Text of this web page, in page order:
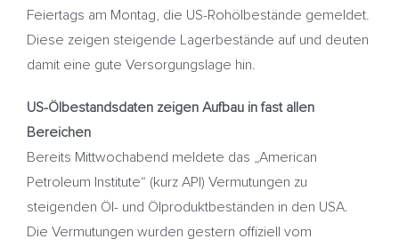
Feiertags am Montag, die US-Rohölbestände gemeldet.
Diese zeigen steigende Lagerbestände auf und deuten
damit eine gute Versorgungslage hin.
US-Ölbestandsdaten zeigen Aufbau in fast allen
Bereichen
Bereits Mittwochabend meldete das „American
Petroleum Institute“ (kurz API) Vermutungen zu
steigenden Öl- und Ölproduktbeständen in den USA.
Die Vermutungen wurden gestern offiziell vom